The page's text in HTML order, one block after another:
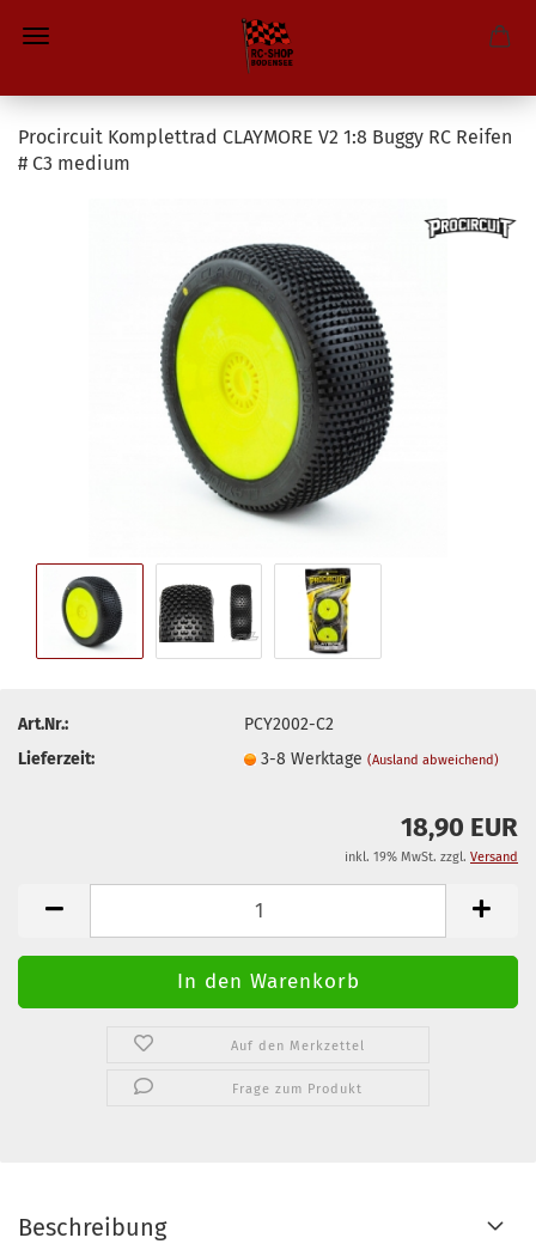
Procircuit Komplettrad CLAYMORE V2 1:8 Buggy RC Reifen
# C3 medium
Art.Nr.:
PCY2002-C2
Lieferzeit:
3-8 Werktage(Ausland abweichend)
18,90 EUR
inkl. 19% MwSt. zzgl. Versand
Auf den Merkzettel
Frage zum Produkt
Beschreibung